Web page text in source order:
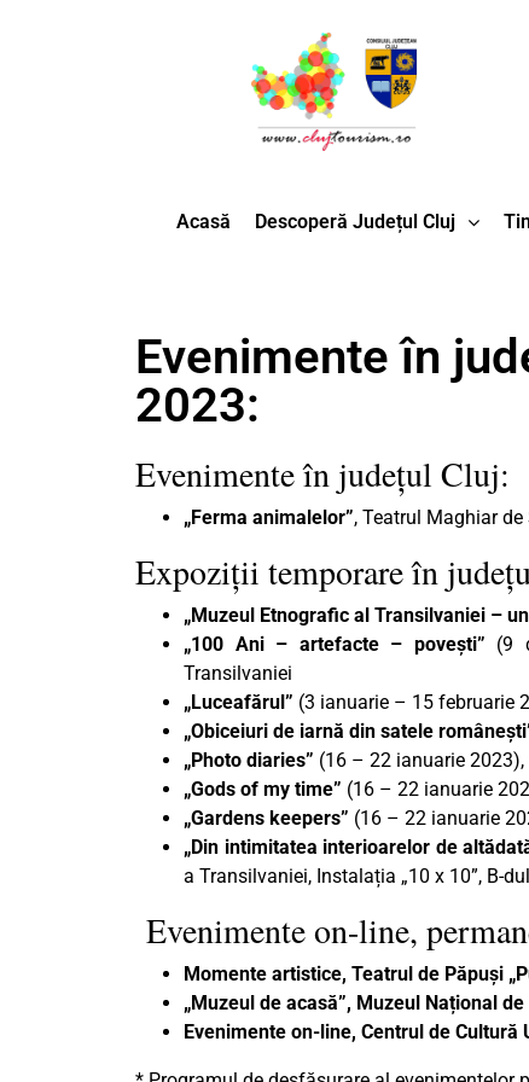
Acasă Descoperă Județul Cluj
Evenimente în
2023:
Evenimente în județul Cluj:
„Ferma animalelor”, Teatrul Maghiar
Expoziții temporare în
„Muzeul Etnografic al Transilvaniei –
„100 Ani – artefacte – povești” (9
Transilvaniei
„Luceafărul” (3 ianuarie – 15 februarie
„Obiceiuri de iarnă din satele
„Photo diaries” (16 – 22 ianuarie 2023),
„Gods of my time” (16 – 22 ianuarie
„Gardens keepers” (16 – 22 ianuarie
„Din intimitatea interioarelor de
a Transilvaniei, Instalația „10 x 10”, B-
Evenimente on-line,
Momente artistice, Teatrul de Păpuși
„Muzeul de acasă”, Muzeul Național
Evenimente on-line, Centrul de Cultură